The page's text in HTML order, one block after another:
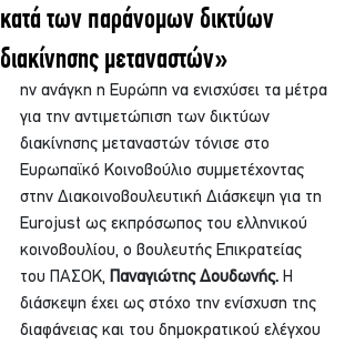
κατά των παράνομων δικτύων
διακίνησης μεταναστών»
ην ανάγκη η Ευρώπη να ενισχύσει τα μέτρα
για την αντιμετώπιση των δικτύων
διακίνησης μεταναστών τόνισε στο
Ευρωπαϊκό Κοινοβούλιο συμμετέχοντας
στην Διακοινοβουλευτική Διάσκεψη για τη
Eurojust ως εκπρόσωπος του ελληνικού
κοινοβουλίου, ο βουλευτής Επικρατείας
του ΠΑΣΟΚ, Παναγιώτης Δουδωνής. Η
διάσκεψη έχει ως στόχο την ενίσχυση της
διαφάνειας και του δημοκρατικού ελέγχου